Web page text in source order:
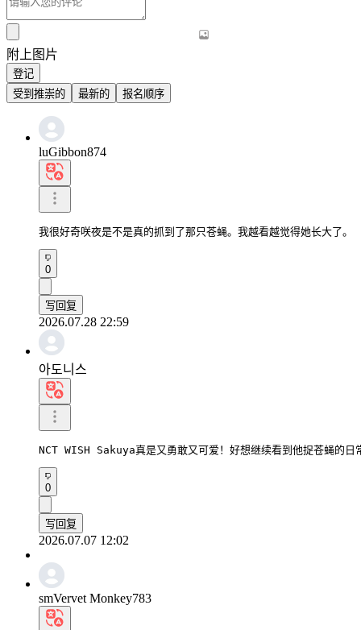
附上图片
登记
受到推崇的
最新的 报名顺序
luGibbon874
我很好奇咲夜是不是真的抓到了那只苍蝇。我越看越觉得她长大了。
0
写回复
2026.07.28 22:59
아도니스
NCT WISH Sakuya真是又勇敢又可爱！好想继续看到他捉苍蝇的日
0
写回复
2026.07.07 12:02
smVervet Monkey783